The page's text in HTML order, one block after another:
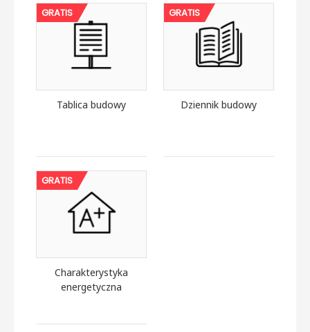
GRATIS
Tablica budowy
GRATIS
Dziennik budowy
GRATIS
Charakterystyka
energetyczna